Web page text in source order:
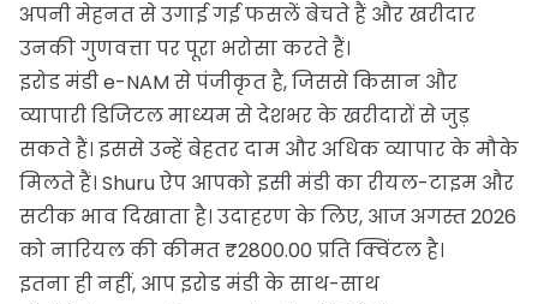
अपनी मेहनत से उगाई गई फसलें बेचते हैं और खरीदार
उनकी गुणवत्ता पर पूरा भरोसा करते हैं।
इरोड मंडी e-NAM से पंजीकृत है, जिससे किसान और
व्यापारी डिजिटल माध्यम से देशभर के खरीदारों से जुड़
सकते हैं। इससे उन्हें बेहतर दाम और अधिक व्यापार के मौके
मिलते हैं। Shuru ऐप आपको इसी मंडी का रीयल-टाइम और
सटीक भाव दिखाता है। उदाहरण के लिए, आज अगस्त 2026
को नारियल की कीमत ₹2800.00 प्रति क्विंटल है।
इतना ही नहीं, आप इरोड मंडी के साथ-साथ